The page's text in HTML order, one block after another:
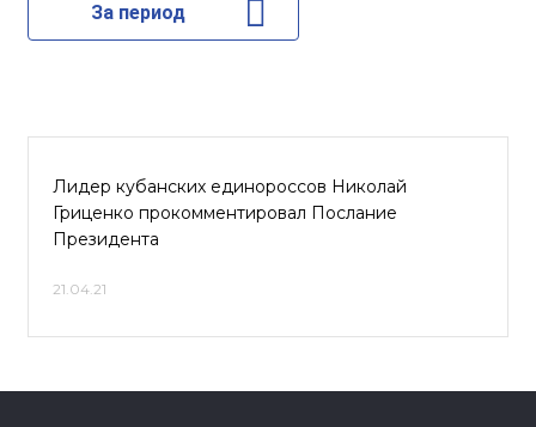
За период
Лидер кубанских единороссов Николай
Гриценко прокомментировал Послание
Президента
21.04.21